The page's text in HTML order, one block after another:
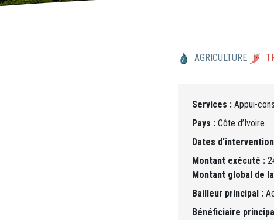
AGRICULTURE
Services : Appui-
Pays : Côte d’Ivoire
Dates
Montant exécuté :
Montant global de
Bailleur principal :
Bénéficiaire